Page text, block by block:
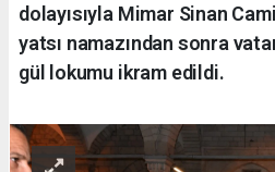
dolayısıyla Mimar Sinan
yatsı namazından sonra
gül lokumu ikram edildi.